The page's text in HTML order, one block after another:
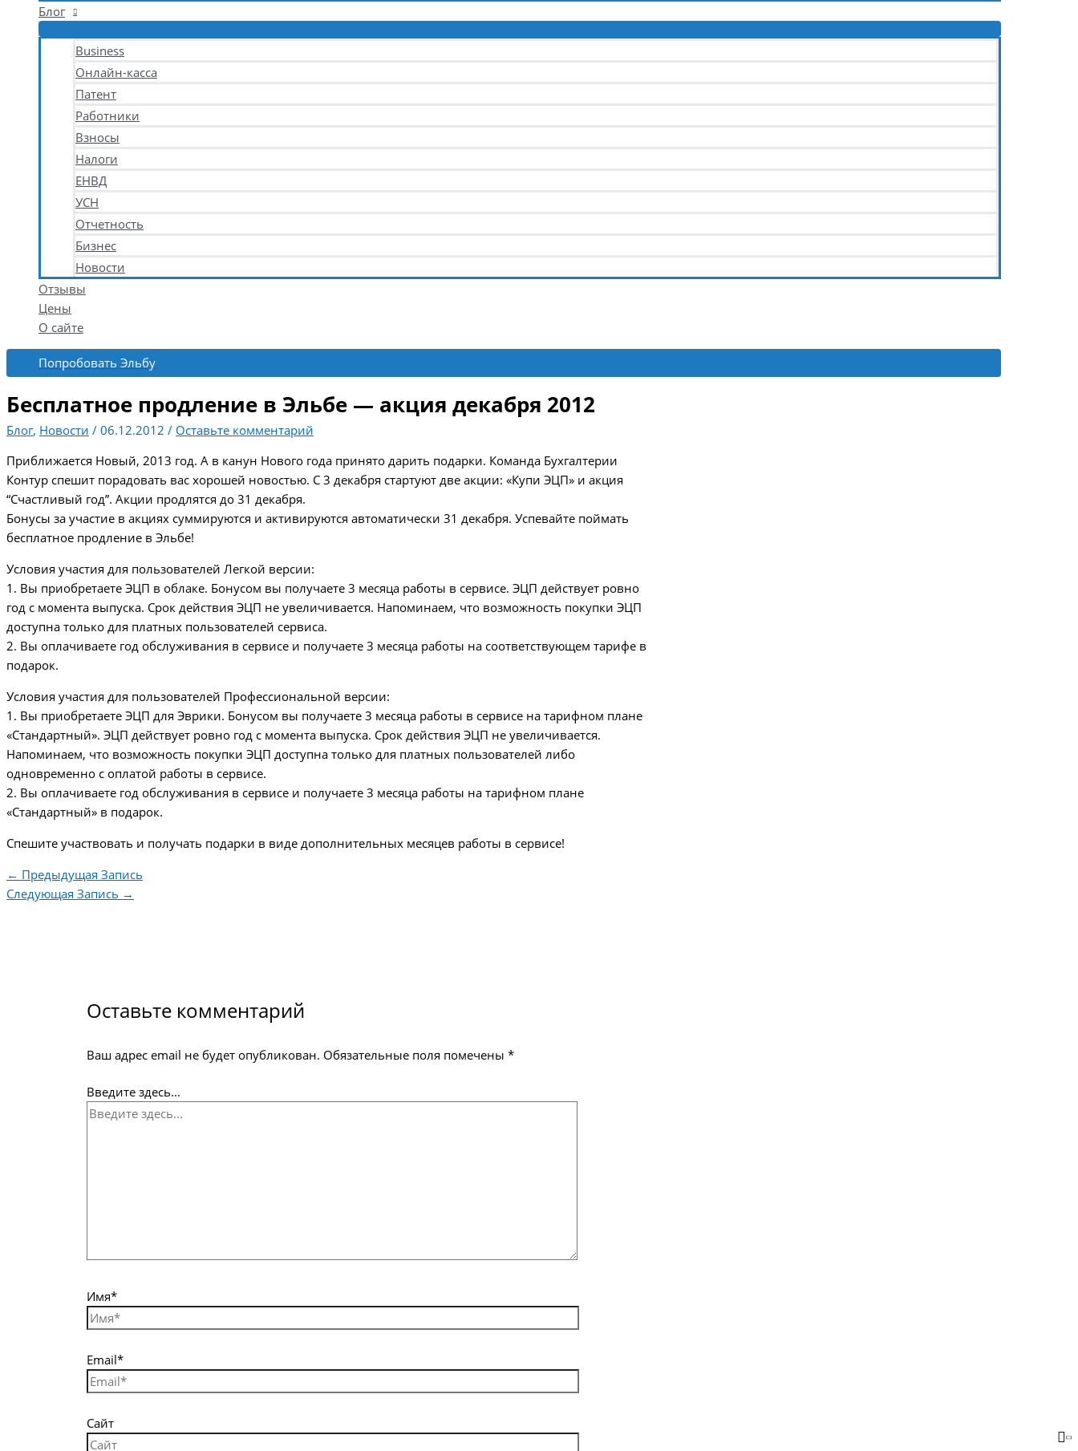
Блог
Business
Онлайн-касса
Патент
Работники
Взносы
Налоги
ЕНВД
УСН
Отчетность
Бизнес
Новости
Отзывы
Цены
О сайте
Попробовать Эльбу
Бесплатное продление в Эльбе — акция декабря 2012
Блог, Новости / 06.12.2012 / Оставьте комментарий
Приближается Новый, 2013 год. А в канун Нового года принято дарить подарки. Команда Бухгалтерии
Контур спешит порадовать вас хорошей новостью. С 3 декабря стартуют две акции: «Купи ЭЦП» и акция
“Счастливый год”. Акции продлятся до 31 декабря.
Бонусы за участие в акциях суммируются и активируются автоматически 31 декабря. Успевайте поймать
бесплатное продление в Эльбе!
Условия участия для пользователей Легкой версии:
1. Вы приобретаете ЭЦП в облаке. Бонусом вы получаете 3 месяца работы в сервисе. ЭЦП действует ровно
год с момента выпуска. Срок действия ЭЦП не увеличивается. Напоминаем, что возможность покупки ЭЦП
доступна только для платных пользователей сервиса.
2. Вы оплачиваете год обслуживания в сервисе и получаете 3 месяца работы на соответствующем тарифе в
подарок.
Условия участия для пользователей Профессиональной версии:
1. Вы приобретаете ЭЦП для Эврики. Бонусом вы получаете 3 месяца работы в сервисе на тарифном плане
«Стандартный». ЭЦП действует ровно год с момента выпуска. Срок действия ЭЦП не увеличивается.
Напоминаем, что возможность покупки ЭЦП доступна только для платных пользователей либо
одновременно с оплатой работы в сервисе.
2. Вы оплачиваете год обслуживания в сервисе и получаете 3 месяца работы на тарифном плане
«Стандартный» в подарок.
Спешите участвовать и получать подарки в виде дополнительных месяцев работы в сервисе!
← Предыдущая Запись
Следующая Запись →
Оставьте комментарий
Ваш адрес email не будет опубликован. Обязательные поля помечены*
Введите здесь...
Имя*
Email*
Сайт